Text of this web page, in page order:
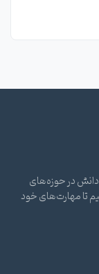
دانش در حوزه‌های
تا مهارت‌های خود